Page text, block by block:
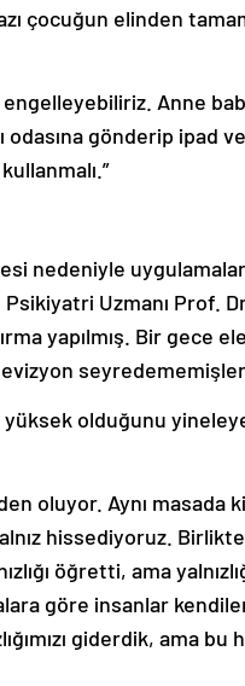
çocuğun elinden
Anne
gönderip ipad
nedeniyle
Uzmanı Prof.
yapılmış. Bir gece
yüksek olduğunu
oluyor. Aynı masada
hissediyoruz.
öğretti, ama
göre insanlar
giderdik, ama bu